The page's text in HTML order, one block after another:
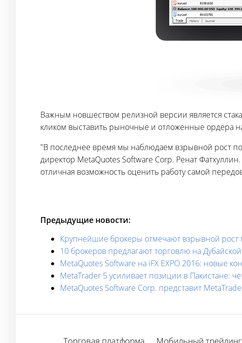
Важным новшеством релизной версии является
кликом выставить рыночные и отложенные ордера
"В последнее время мы наблюдаем взрывной рост
директор MetaQuotes Software Corp. Ренат
отличная возможность оценить работу самой
Предыдущие новости:
Крупнейшие брокеры отмечают взрывной рост
10 брокеров предлагают торговлю на
MetaQuotes Software на iFX EXPO 2016: новые
MetaTrader 5 усиливает позиции в Пакистане:
MetaQuotes Software Corp. представит